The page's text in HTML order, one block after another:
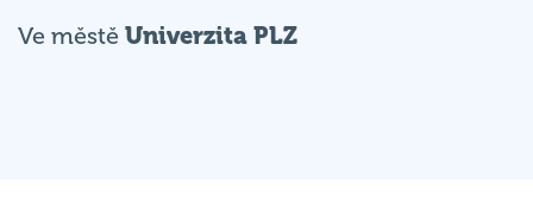
Ve městě Univerzita PLZ